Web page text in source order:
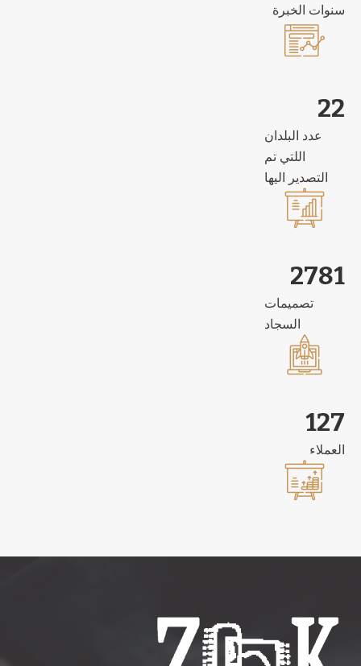
سنوات الخبرة
31
عدد البلدان
اللتي تم
التصدير اليها
3942
تصميمات
السجاد
187
العملاء